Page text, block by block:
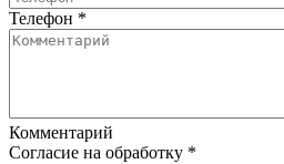
Телефон *
Комментарий
Согласие на обработку *